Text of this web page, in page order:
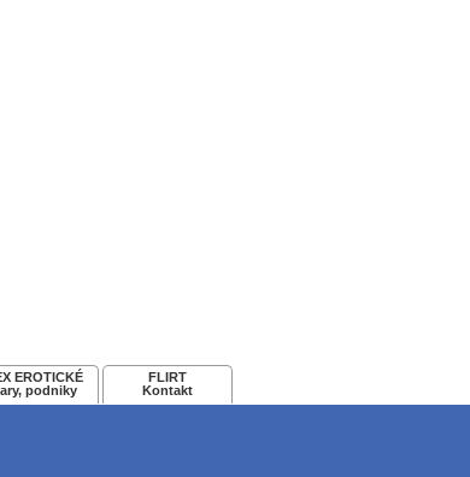
EROTICKÉ
podniky
FLIRT
Kontakt